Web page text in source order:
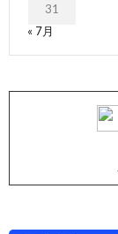
31
« 7月